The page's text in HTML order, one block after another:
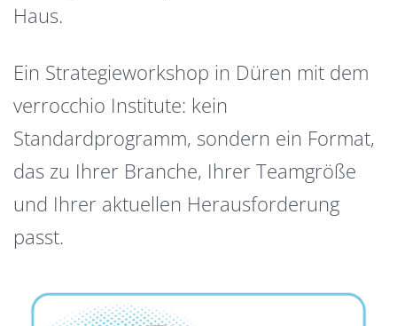
Haus.
Ein Strategieworkshop in Düren mit dem
verrocchio Institute: kein
Standardprogramm, sondern ein Format,
das zu Ihrer Branche, Ihrer Teamgröße
und Ihrer aktuellen Herausforderung
passt.